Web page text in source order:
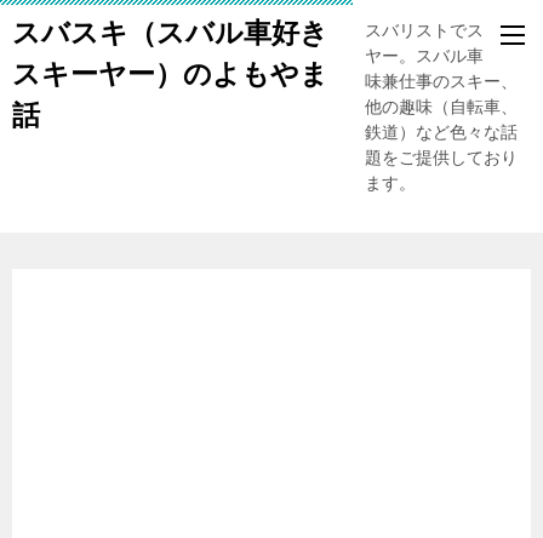
スバスキ（スバル車好き
スキーヤー）のよもやま
話
スバリストでスキー
ヤー。スバル車、趣
味兼仕事のスキー、
他の趣味（自転車、
鉄道）など色々な話
題をご提供しており
ます。